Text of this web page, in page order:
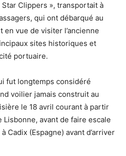
Clippers », transportait à
qui ont débarqué au
vue de visiter l’ancienne
sites historiques et
portuaire.
fut longtemps considéré
voilier jamais construit au
le 18 avril courant à partir
avant de faire escale
Cadix (Espagne) avant d’arriver